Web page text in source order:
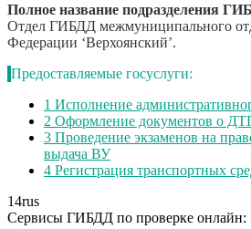
Полное название подразделения
Отдел ГИБДД межмуниципального
Федерации ‘Верхоянский’.
Предоставляемые госуслуги:
1 Исполнение
2 Оформление документов о
3 Проведение экзаменов на
выдача ВУ
4 Регистрация транспортных
14rus
Сервисы ГИБДД по проверке онлайн: